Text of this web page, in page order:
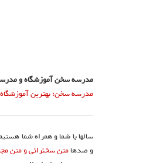
مدرسه سخن آموزشگاه و
مدرسه سخن؛ بهترین
سالها با شما و همراه شما
و صدهامتن سخنرانی و متن